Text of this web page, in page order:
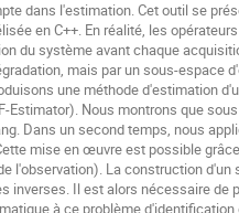
dans l'estimation. Cet outil se
en C++. En réalité, les
du système avant chaque
mais par un sous-espace
une méthode d'estimation
Estimator). Nous montrons que
Dans un second temps, nous
mise en œuvre est possible
l'observation). La construction
inverses. Il est alors nécessaire